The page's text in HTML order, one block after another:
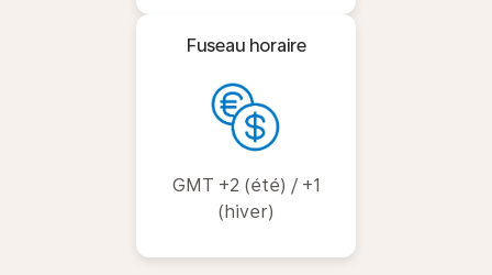
Fuseau horaire
GMT +2 (été) / +1
(hiver)